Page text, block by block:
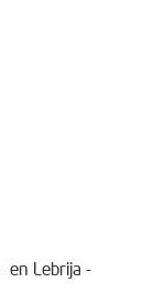
en Lebrija -